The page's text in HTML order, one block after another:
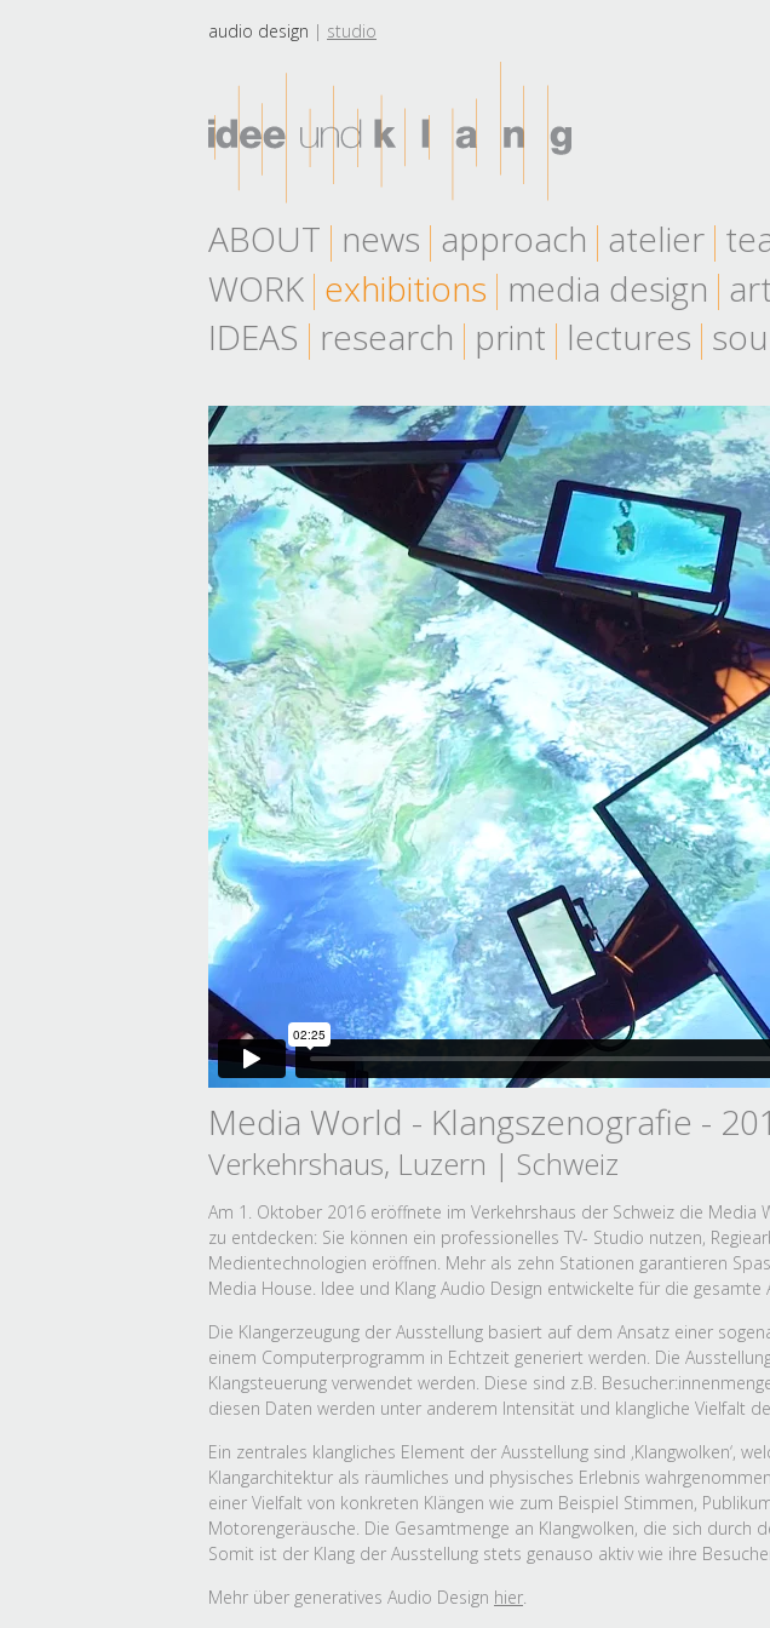
audio design studio
ABOUT news approach atelier
WORK exhibitions media design art
IDEAS research print lectures
Media World - Klangszenografie -
Verkehrshaus, Luzern | Schweiz
Am 1. Oktober 2016 eröffnete im Verkehrshaus der Schweiz die
zu entdecken: Sie können ein professionelles TV- Studio nutzen,
Medientechnologien eröffnen. Mehr als zehn Stationen garantieren
Media House. Idee und Klang Audio Design entwickelte für die
Die Klangerzeugung der Ausstellung basiert auf dem Ansatz einer
einem Computerprogramm in Echtzeit generiert werden. Die
Klangsteuerung verwendet werden. Diese sind z.B.
diesen Daten werden unter anderem Intensität und klangliche Vielfalt
Ein zentrales klangliches Element der Ausstellung sind ‚Klangwolken‘,
Klangarchitektur als räumliches und physisches Erlebnis
einer Vielfalt von konkreten Klängen wie zum Beispiel Stimmen,
Motorengeräusche. Die Gesamtmenge an Klangwolken, die sich durch
Somit ist der Klang der Ausstellung stets genauso aktiv wie ihre
Mehr über generatives Audio Design hier.